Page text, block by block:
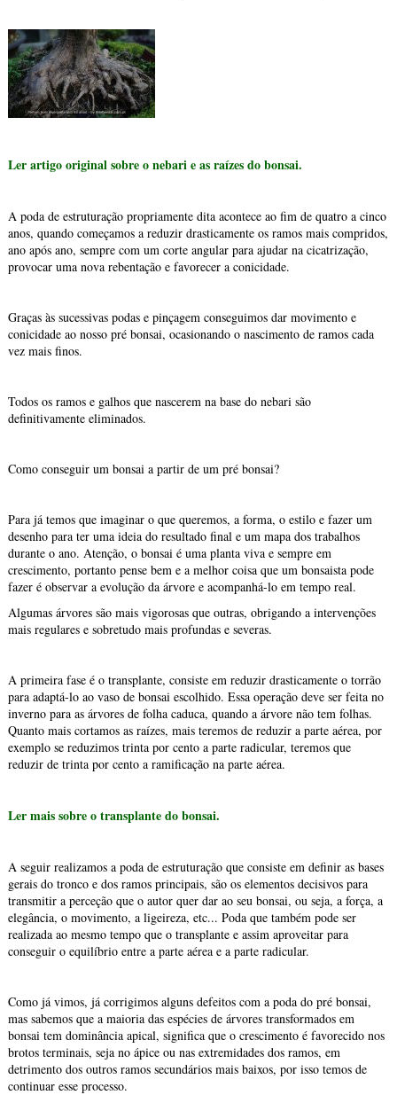
Ler artigo original sobre o nebari e as raízes do bonsai.
A poda de estruturação propriamente dita acontece ao fim de quatro a cinco
anos, quando começamos a reduzir drasticamente os ramos mais compridos,
ano após ano, sempre com um corte angular para ajudar na cicatrização,
provocar uma nova rebentação e favorecer a conicidade.
Graças às sucessivas podas e pinçagem conseguimos dar movimento e
conicidade ao nosso pré bonsai, ocasionando o nascimento de ramos cada
vez mais finos.
Todos os ramos e galhos que nascerem na base do nebari são
definitivamente eliminados.
Como conseguir um bonsai a partir de um pré bonsai?
Para já temos que imaginar o que queremos, a forma, o estilo e fazer um
desenho para ter uma ideia do resultado final e um mapa dos trabalhos
durante o ano. Atenção, o bonsai é uma planta viva e sempre em
crescimento, portanto pense bem e a melhor coisa que um bonsaista pode
fazer é observar a evolução da árvore e acompanhá-lo em tempo real.
Algumas árvores são mais vigorosas que outras, obrigando a intervenções
mais regulares e sobretudo mais profundas e severas.
A primeira fase é o transplante, consiste em reduzir drasticamente o torrão
para adaptá-lo ao vaso de bonsai escolhido. Essa operação deve ser feita no
inverno para as árvores de folha caduca, quando a árvore não tem folhas.
Quanto mais cortamos as raízes, mais teremos de reduzir a parte aérea, por
exemplo se reduzimos trinta por cento a parte radicular, teremos que
reduzir de trinta por cento a ramificação na parte aérea.
Ler mais sobre o transplante do bonsai.
A seguir realizamos a poda de estruturação que consiste em definir as bases
gerais do tronco e dos ramos principais, são os elementos decisivos para
transmitir a perceção que o autor quer dar ao seu bonsai, ou seja, a força, a
elegância, o movimento, a ligeireza, etc... Poda que também pode ser
realizada ao mesmo tempo que o transplante e assim aproveitar para
conseguir o equilíbrio entre a parte aérea e a parte radicular.
Como já vimos, já corrigimos alguns defeitos com a poda do pré bonsai,
mas sabemos que a maioria das espécies de árvores transformados em
bonsai tem dominância apical, significa que o crescimento é favorecido nos
brotos terminais, seja no ápice ou nas extremidades dos ramos, em
detrimento dos outros ramos secundários mais baixos, por isso temos de
continuar esse processo.